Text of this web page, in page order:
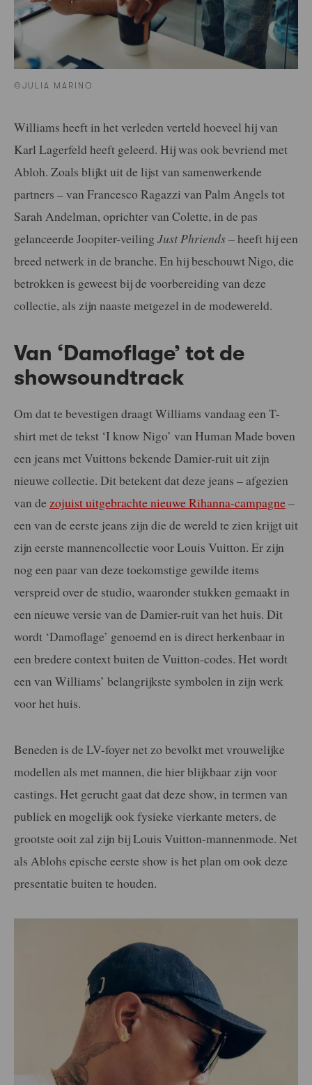
©JULIA MARINO
Williams heeft in het verleden verteld hoeveel hij van
Karl Lagerfeld heeft geleerd. Hij was ook bevriend met
Abloh. Zoals blijkt uit de lijst van samenwerkende
partners – van Francesco Ragazzi van Palm Angels tot
Sarah Andelman, oprichter van Colette, in de pas
gelanceerde Joopiter-veiling Just Phriends– heeft hij een
breed netwerk in de branche. En hij beschouwt Nigo, die
betrokken is geweest bij de voorbereiding van deze
collectie, als zijn naaste metgezel in de modewereld.
Van ‘Damoflage’ tot de
showsoundtrack
Om dat te bevestigen draagt Williams vandaag een T-
shirt met de tekst ‘I know Nigo’ van Human Made boven
een jeans met Vuittons bekende Damier-ruit uit zijn
nieuwe collectie. Dit betekent dat deze jeans – afgezien
van de zojuist uitgebrachte nieuwe Rihanna-campagne–
een van de eerste jeans zijn die de wereld te zien krijgt uit
zijn eerste mannencollectie voor Louis Vuitton. Er zijn
nog een paar van deze toekomstige gewilde items
verspreid over de studio, waaronder stukken gemaakt in
een nieuwe versie van de Damier-ruit van het huis. Dit
wordt ‘Damoflage’ genoemd en is direct herkenbaar in
een bredere context buiten de Vuitton-codes. Het wordt
een van Williams’ belangrijkste symbolen in zijn werk
voor het huis.
Beneden is de LV-foyer net zo bevolkt met vrouwelijke
modellen als met mannen, die hier blijkbaar zijn voor
castings. Het gerucht gaat dat deze show, in termen van
publiek en mogelijk ook fysieke vierkante meters, de
grootste ooit zal zijn bij Louis Vuitton-mannenmode. Net
als Ablohs epische eerste show is het plan om ook deze
presentatie buiten te houden.